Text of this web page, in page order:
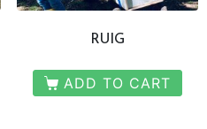
RUIG
ADD TO CART